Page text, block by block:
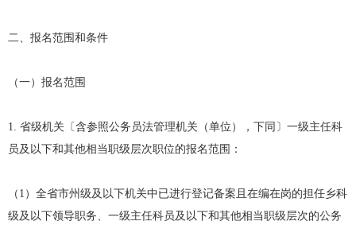
二、报名范围和条件
（一）报名范围
1. 省级机关〔含参照公务员法管理机关（单位），下同〕一级主任科
员及以下和其他相当职级层次职位的报名范围：
（1）全省市州级及以下机关中已进行登记备案且在编在岗的担任乡科
级及以下领导职务、一级主任科员及以下和其他相当职级层次的公务